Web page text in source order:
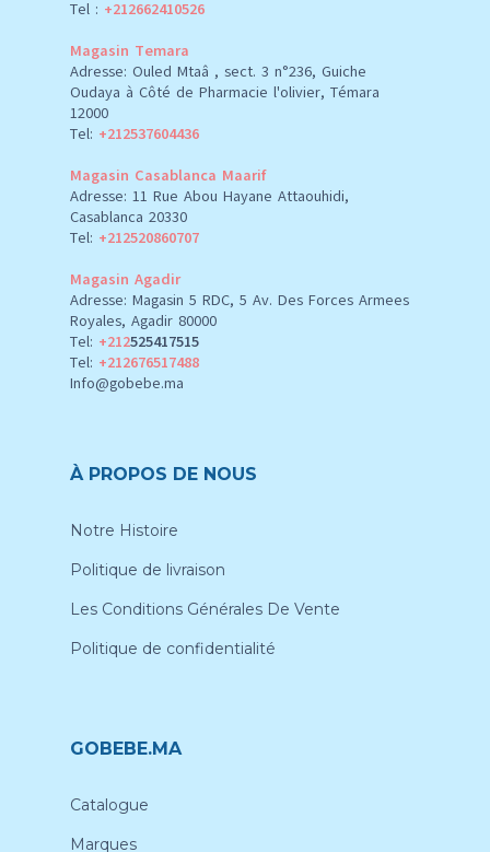
Tel : +212662410526
Magasin Temara
Adresse: Ouled Mtaâ , sect. 3 n°236, Guiche
Oudaya à Côté de Pharmacie l'olivier, Témara
12000
Tel: +212537604436
Magasin Casablanca Maarif
Adresse: 11 Rue Abou Hayane Attaouhidi,
Casablanca 20330
Tel: +212520860707
Magasin Agadir
Adresse: Magasin 5 RDC, 5 Av. Des Forces Armees
Royales, Agadir 80000
Tel: +212525417515
Tel: +212676517488
Info@gobebe.ma
À PROPOS DE NOUS
Notre Histoire
Politique de livraison
Les Conditions Générales De Vente
Politique de confidentialité
GOBEBE.MA
Catalogue
Marques